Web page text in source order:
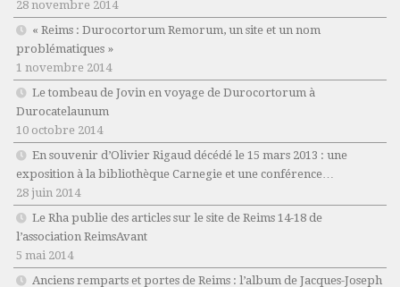
28 novembre 2014
« Reims : Durocortorum Remorum, un site et un nom
problématiques »
1 novembre 2014
Le tombeau de Jovin en voyage de Durocortorum à
Durocatelaunum
10 octobre 2014
En souvenir d’Olivier Rigaud décédé le 15 mars 2013 : une
exposition à la bibliothèque Carnegie et une conférence…
28 juin 2014
Le Rha publie des articles sur le site de Reims 14-18 de
l’association ReimsAvant
5 mai 2014
Anciens remparts et portes de Reims : l’album de Jacques-Joseph